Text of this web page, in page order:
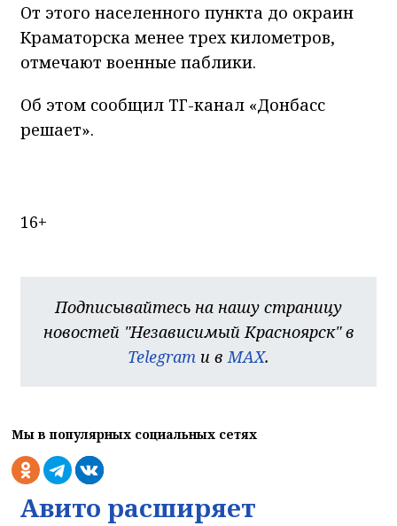
От этого населенного пункта до окраин
Краматорска менее трех километров,
отмечают военные паблики.
Об этом сообщил ТГ-канал «Донбасс
решает».
16+
Подписывайтесь на нашу страницу
новостей "Независимый Красноярск" в
Telegram и вMAX.
Мы в популярных социальных сетях
Авито расширяет